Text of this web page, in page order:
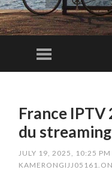
Menu
France IPTV
du
JULY 19, 2025, 10:25 PM